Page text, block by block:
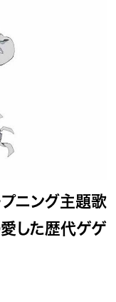
ニング主題歌
した歴代ゲゲ